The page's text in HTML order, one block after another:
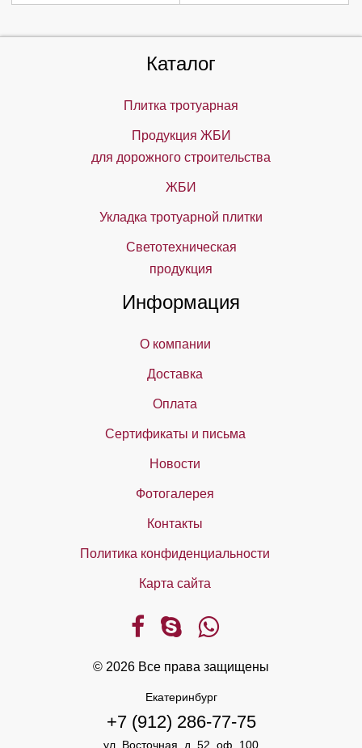
Каталог
Плитка тротуарная
Продукция ЖБИ
для дорожного строительства
ЖБИ
Укладка тротуарной плитки
Светотехническая
продукция
Информация
О компании
Доставка
Оплата
Сертификаты и письма
Новости
Фотогалерея
Контакты
Политика конфиденциальности
Карта сайта
© 2026 Все права защищены
Екатеринбург
+7 (912) 286-77-75
ул. Восточная, д. 52, оф. 100